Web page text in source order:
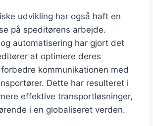
udvikling har også haft en
på speditørens arbejde.
automatisering har gjort det
at optimere deres
kommunikationen med
Dette har resulteret i
effektive transportløsninger,
i en globaliseret verden.